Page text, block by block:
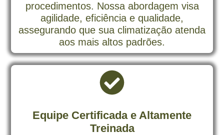
procedimentos. Nossa abordagem visa
agilidade, eficiência e qualidade,
assegurando que sua climatização atenda
aos mais altos padrões.
Equipe Certificada e Altamente
Treinada